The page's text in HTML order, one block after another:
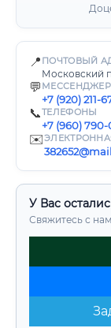
📍 ПОЧТОВЫЙ
Московский
💬 МЕССЕНДЖЕР
+7 (920) 211-
📞ТЕЛЕФОНЫ
+7 (960) 790-
✉️
У Вас
Свяжитесь с